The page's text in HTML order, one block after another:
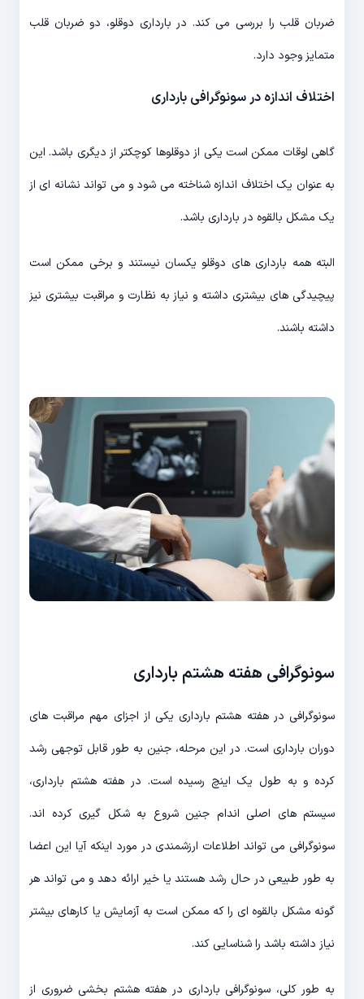
ضربان قلب را بررسی می کند. در بارداری دوقلو، دو ضربان قلب
متمایز وجود دارد.
اختلاف اندازه در سونوگرافی بارداری
گاهی اوقات ممکن است یکی از دوقلوها کوچکتر از دیگری باشد. این
به عنوان یک اختلاف اندازه شناخته می شود و می تواند نشانه ای از
یک مشکل بالقوه در بارداری باشد.
البته همه بارداری های دوقلو یکسان نیستند و برخی ممکن است
پیچیدگی های بیشتری داشته و نیاز به نظارت و مراقبت بیشتری نیز
داشته باشند.
سونوگرافی هفته هشتم بارداری
سونوگرافی در هفته هشتم بارداری یکی از اجزای مهم مراقبت های
دوران بارداری است. در این مرحله، جنین به طور قابل توجهی رشد
کرده و به طول یک اینچ رسیده است. در هفته هشتم بارداری،
سیستم های اصلی اندام جنین شروع به شکل گیری کرده اند.
سونوگرافی می تواند اطلاعات ارزشمندی در مورد اینکه آیا این اعضا
به طور طبیعی در حال رشد هستند یا خیر ارائه دهد و می تواند هر
گونه مشکل بالقوه ای را که ممکن است به آزمایش یا کارهای بیشتر
نیاز داشته باشد را شناسایی کند.
به طور کلی، سونوگرافی بارداری در هفته هشتم بخشی ضروری از